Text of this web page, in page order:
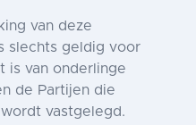
van deze
slechts geldig voor
is van onderlinge
de Partijen die
vastgelegd.